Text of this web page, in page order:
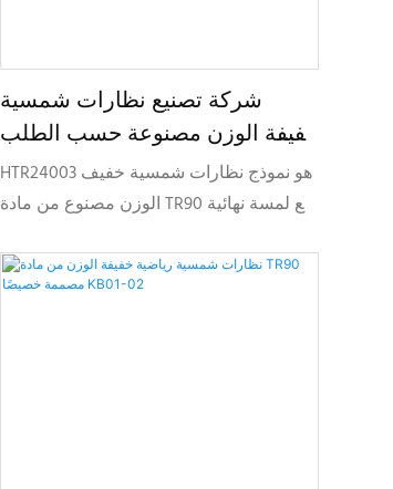
شركة تصنيع نظارات شمسية
خفيفة الوزن مصنوعة حسب الطلب
من مادة TR90 (HTR24003)HTR24003 هو نموذج نظارات شمسية خفيف
الوزن مصنوع من مادة TR90 مع لمسة نهائية
والمتانة والتخصيص المرن لعلامات النظارات
الحديثة.